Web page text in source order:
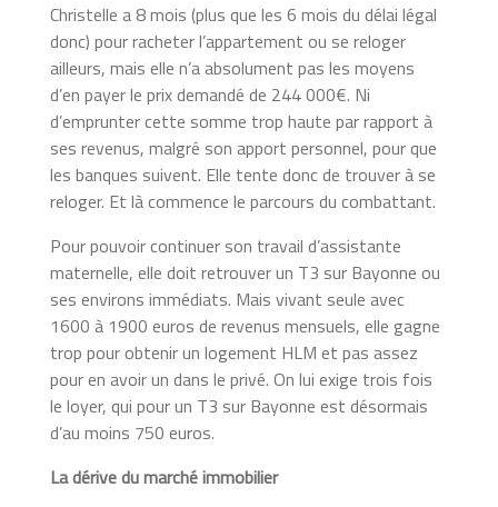
Christelle a 8 mois (plus que les 6 mois du délai légal
donc) pour racheter l’appartement ou se reloger
ailleurs, mais elle n’a absolument pas les moyens
d’en payer le prix demandé de 244 000€. Ni
d’emprunter cette somme trop haute par rapport à
ses revenus, malgré son apport personnel, pour que
les banques suivent. Elle tente donc de trouver à se
reloger. Et là commence le parcours du combattant.
Pour pouvoir continuer son travail d’assistante
maternelle, elle doit retrouver un T3 sur Bayonne ou
ses environs immédiats. Mais vivant seule avec
1600 à 1900 euros de revenus mensuels, elle gagne
trop pour obtenir un logement HLM et pas assez
pour en avoir un dans le privé. On lui exige trois fois
le loyer, qui pour un T3 sur Bayonne est désormais
d’au moins 750 euros.
La dérive du marché immobilier